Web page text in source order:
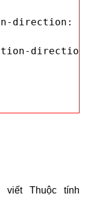
direction:
Thuộc tính